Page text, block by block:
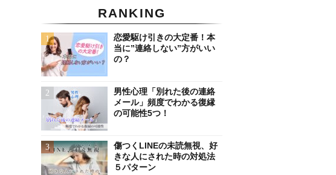
RANKING
恋愛駆け引きの大定番！本
当に”連絡しない”方がいい
の？
男性心理「別れた後の連絡
メール」頻度でわかる復縁
の可能性5つ！
傷つくLINEの未読無視、好
きな人にされた時の対処法
５パターン